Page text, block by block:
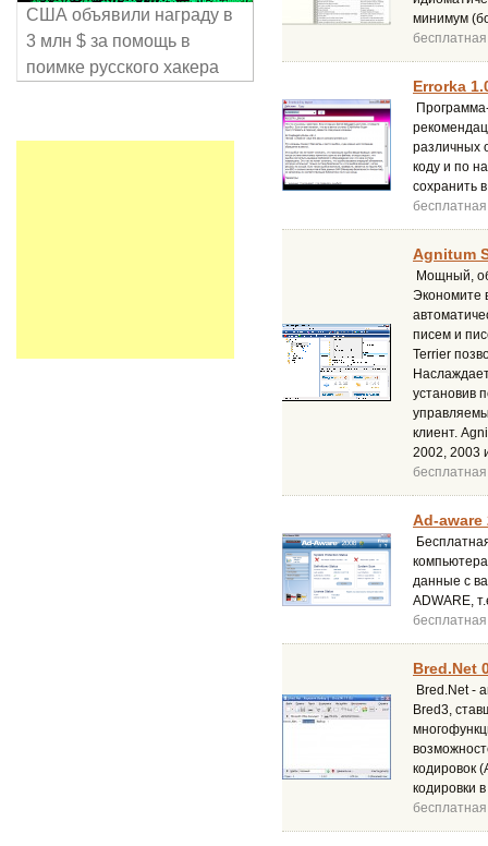
минимум
бесплатная
Errorka
различных
коду и по
сохранить
бесплатная
Agnitum
Мощный,
Экономите
писем и
Terrier
установив
клиент.
2002, 2003
бесплатная
Ad-aware
данные с
ADWARE,
бесплатная
Bred.Net
Bred.Net -
Bred3,
кодировок
кодировки
бесплатная
США объявили награду в
3 млн $ за помощь в
поимке русского хакера